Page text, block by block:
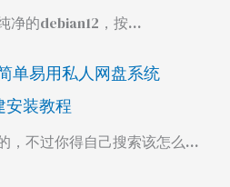
净的debian12，按…
单易用私人网盘系统
装教程
，不过你得自己搜索该怎么…